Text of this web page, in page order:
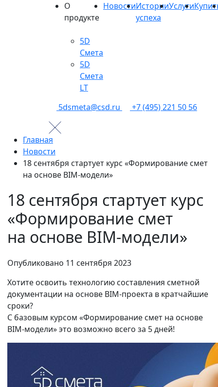
О
продукте
5D
Смета
5D
Смета
LT
НовостиИстории
успеха
Услуги
5dsmeta@csd.ru +7 (495) 221 50 56
Главная
Новости
18 сентября стартует курс «Формирование смет
на основе BIM‑модели»
18 сентября стартует курс
«Формирование смет
на основе BIM‑модели»
Опубликовано 11 сентября 2023
Хотите освоить технологию составления сметной
документации на основе BIM‑проекта в кратчайшие
сроки?
С базовым курсом «Формирование смет на основе
BIM‑модели» это возможно всего за 5 дней!